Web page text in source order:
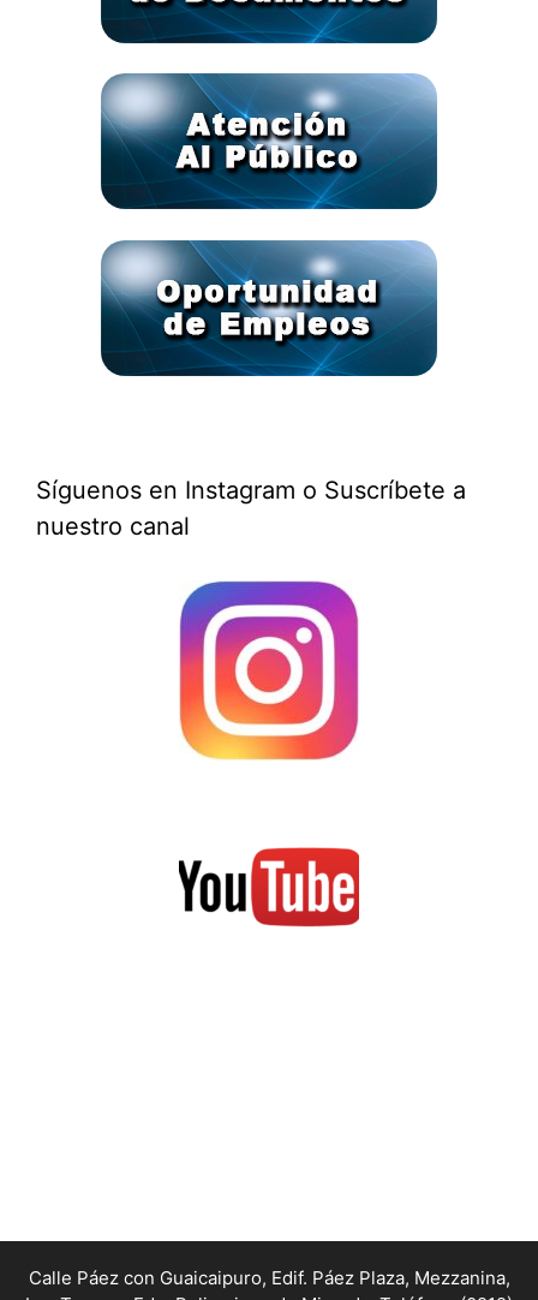
Síguenos en Instagram o Suscríbete a
nuestro canal
Calle Páez con Guaicaipuro, Edif. Páez Plaza, Mezzanina,